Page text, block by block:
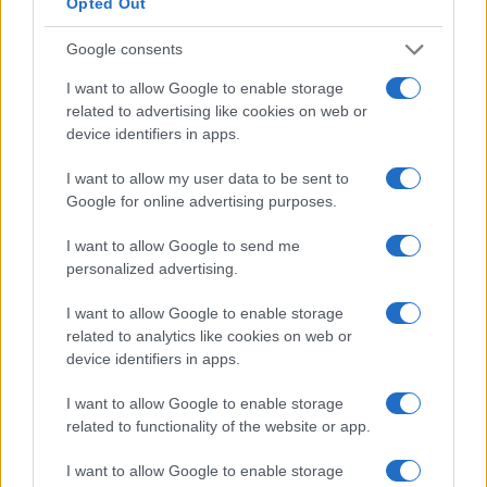
Google consents
I want to allow Google to enable storage
related to advertising like cookies on web or
device identifiers in apps.
I want to allow my user data to be sent to
Google for online advertising purposes.
I want to allow Google to send me
personalized advertising.
I want to allow Google to enable storage
related to analytics like cookies on web or
device identifiers in apps.
I want to allow Google to enable storage
related to functionality of the website or app.
I want to allow Google to enable storage
fator de venda da Gate.io é sua ampla seleção de pares de
negociação. Você pode encontrar a maioria das novas
negociação impressionante. Quase todos os dias, é uma
das 20 principais bolsas de valores com maior volume de
milhões por dia. Os 10 principais pares de negociação no
têm USDT (Tether) como uma parte do par. Portanto, para
resumir o que precede, o vasto número de pares de
negociação da Gate.io e a sua extraordinária liquidez são
aspectos muito impressionantes desta bolsa.
Última etapa: Armazene GEC com
segurança em carteiras de hardware
Ledger Nano S